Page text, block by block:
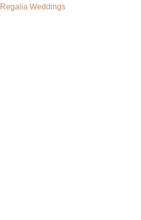
Regalia Weddings